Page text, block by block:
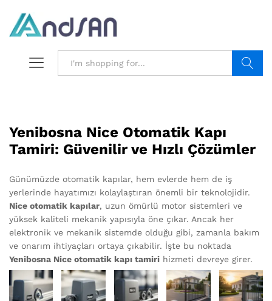
Yenibosna Nice Otomatik Kapı
Tamiri: Güvenilir ve Hızlı Çözümler
Günümüzde otomatik kapılar, hem evlerde hem de iş
yerlerinde hayatımızı kolaylaştıran önemli bir teknolojidir.
Nice otomatik kapılar, uzun ömürlü motor sistemleri ve
yüksek kaliteli mekanik yapısıyla öne çıkar. Ancak her
elektronik ve mekanik sistemde olduğu gibi, zamanla bakım
ve onarım ihtiyaçları ortaya çıkabilir. İşte bu noktada
Yenibosna Nice otomatik kapı tamiri hizmeti devreye girer.